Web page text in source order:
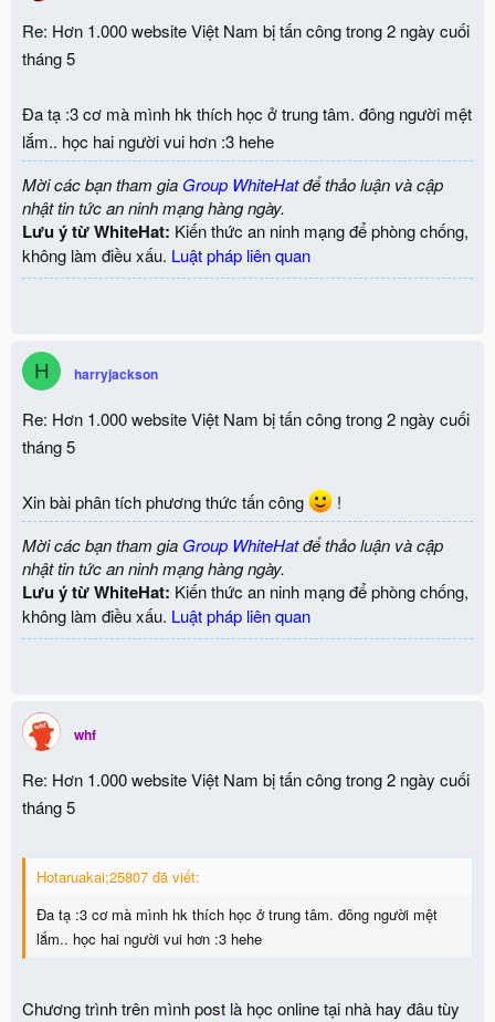
Re: Hơn 1.000 website Việt Nam bị tấn công trong 2 ngày cuối
tháng 5
Đa tạ :3 cơ mà mình hk thích học ở trung tâm. đông người mệt
lắm.. học hai người vui hơn :3 hehe
Mời các bạn tham gia Group WhiteHatđể thảo luận và cập
nhật tin tức an ninh mạng hàng ngày.
Lưu ý từ WhiteHat: Kiến thức an ninh mạng để phòng chống,
không làm điều xấu. Luật pháp liên quan
H harryjackson
Re: Hơn 1.000 website Việt Nam bị tấn công trong 2 ngày cuối
tháng 5
Xin bài phân tích phương thức tấn công
!
Mời các bạn tham gia Group WhiteHatđể thảo luận và cập
nhật tin tức an ninh mạng hàng ngày.
Lưu ý từ WhiteHat: Kiến thức an ninh mạng để phòng chống,
không làm điều xấu. Luật pháp liên quan
whf
Re: Hơn 1.000 website Việt Nam bị tấn công trong 2 ngày cuối
tháng 5
Hotaruakai;25807 đã viết:
Đa tạ :3 cơ mà mình hk thích học ở trung tâm. đông người mệt
lắm.. học hai người vui hơn :3 hehe
Chương trình trên mình post là học online tại nhà hay đâu tùy